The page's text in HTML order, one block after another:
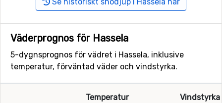
Väderprognos för Hassela
5-dygnsprognos för vädret i Hassela, inklusive
temperatur, förväntad väder och vindstyrka.
Temperatur
Vindstyrka